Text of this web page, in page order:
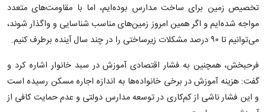
تخصیص زمین برای ساخت مدارس بوده‌ایم، اما با مقاومت‌های متعدد
مواجه شده‌ایم و اگر همین امروز زمین‌های مناسب شناسایی و واگذار شوند،
می‌توانیم تا ۹۰ درصد مشکلات زیرساختی را در چند سال آینده برطرف کنیم.
فرحبخش، همچنین به فشار اقتصادی آموزش در سبد خانوار اشاره کرد و
گفت: هزینه آموزش در برخی خانواده‌ها به اندازه اجاره مسکن رسیده است
و این فشار ناشی از کم‌کاری در توسعه مدارس دولتی و عدم حمایت کافی از